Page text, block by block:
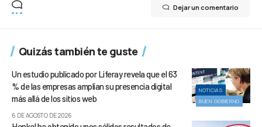
Dejar un comentario
Quizás también te guste
NOTICIAS
BUEN GOBIERNO
Un estudio publicado por Liferay revela que el 63
% de las empresas amplían su presencia digital
más allá de los sitios web
6 DE AGOSTO DE 2026